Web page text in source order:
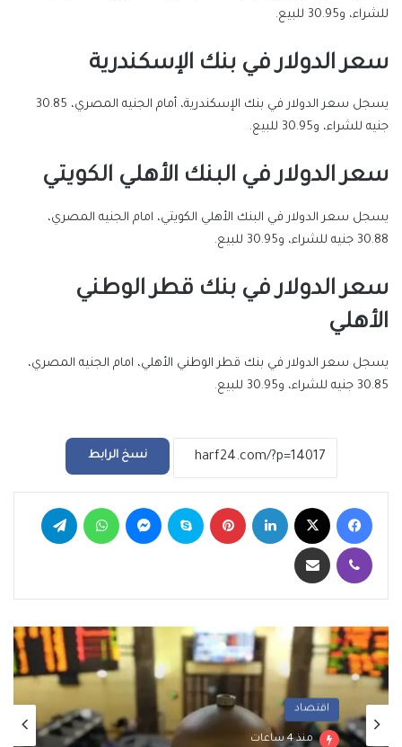
للشراء، و30.95 للبيع.
سعر الدولار في بنك الإسكندرية
يسجل سعر الدولار في بنك الإسكندرية، أمام الجنيه المصري، 30.85
جنيه للشراء، و30.95 للبيع.
سعر الدولار في البنك الأهلي الكويتي
يسجل سعر الدولار في البنك الأهلي الكويتي، امام الجنيه المصري،
30.88 جنيه للشراء، و30.95 للبيع.
سعر الدولار في بنك قطر الوطني
الأهلي
يسجل سعر الدولار في بنك قطر الوطني الأهلي، امام الجنيه المصري،
30.85 جنيه للشراء، و30.95 للبيع.
نسخ الرابط
فيسبوك لينكدإن بينتيريست سكايب ماسنجر واتساب
ڤايبر مشاركة عبر البريد
اقتصاد
منذ 4 ساعات